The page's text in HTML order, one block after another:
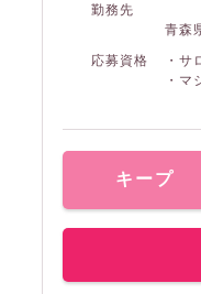
勤務先
青森
応募資格
・サ
・マ
キープ